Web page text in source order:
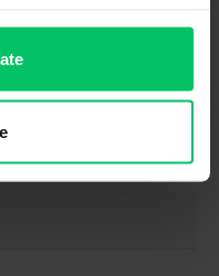
cu privire la produs.